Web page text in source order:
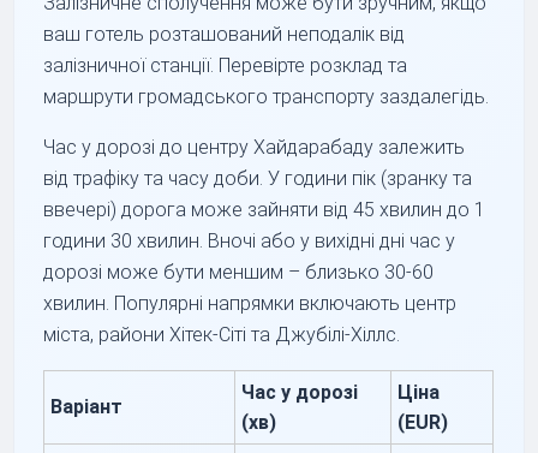
ваш готель розташований неподалік від
залізничної станції. Перевірте розклад та
маршрути громадського транспорту заздалегідь.
Час у дорозі до центру Хайдарабаду залежить
від трафіку та часу доби. У години пік (зранку та
ввечері) дорога може зайняти від 45 хвилин до 1
години 30 хвилин. Вночі або у вихідні дні час у
дорозі може бути меншим – близько 30-60
хвилин. Популярні напрямки включають центр
міста, райони Хітек-Сіті та Джубілі-Хіллс.
Варіант
Час у дорозі
(хв)
Ціна
(EUR)